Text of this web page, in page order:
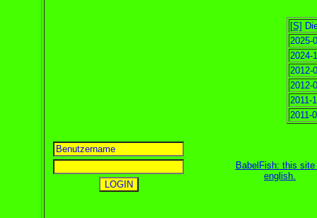
[S]
2025-
2024-
2012-
2012-
2011-
2011-
BabelFish: this site
english.